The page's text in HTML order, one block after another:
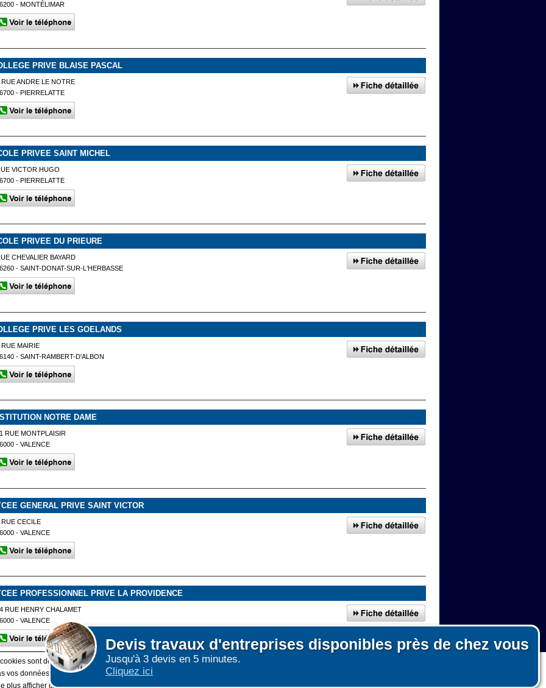
Devis travaux d'entreprises disponibles près de chez vous
Jusqu'à 3 devis en 5 minutes.
Cliquez ici
- MONTÉLIMAR
PRIVE BLAISE PASCAL
RUE ANDRE LE NOTRE
- PIERRELATTE
PRIVEE SAINT MICHEL
VICTOR HUGO
- PIERRELATTE
PRIVEE DU PRIEURE
CHEVALIER BAYARD
- SAINT-DONAT-SUR-L'HERBASSE
PRIVE LES GOELANDS
RUE MAIRIE
- SAINT-RAMBERT-D'ALBON
NOTRE DAME
RUE MONTPLAISIR
- VALENCE
GENERAL PRIVE SAINT VICTOR
RUE CECILE
- VALENCE
PROFESSIONNEL PRIVE LA PROVIDENCE
RUE HENRY CHALAMET
- VALENCE
sont déposés sur votre terminal. Ces cookies sont utilisés pour la navigation, le fonctionnement du site et les mesures d'audience pour l'éditeur.
vos données personnelles au travers des cookies à des fins publicitaires ni pour nous ni pour des tiers.
plus afficher ce message(vous pouvez toujours consulter notre politique de cookies sur le lien en bas de page)